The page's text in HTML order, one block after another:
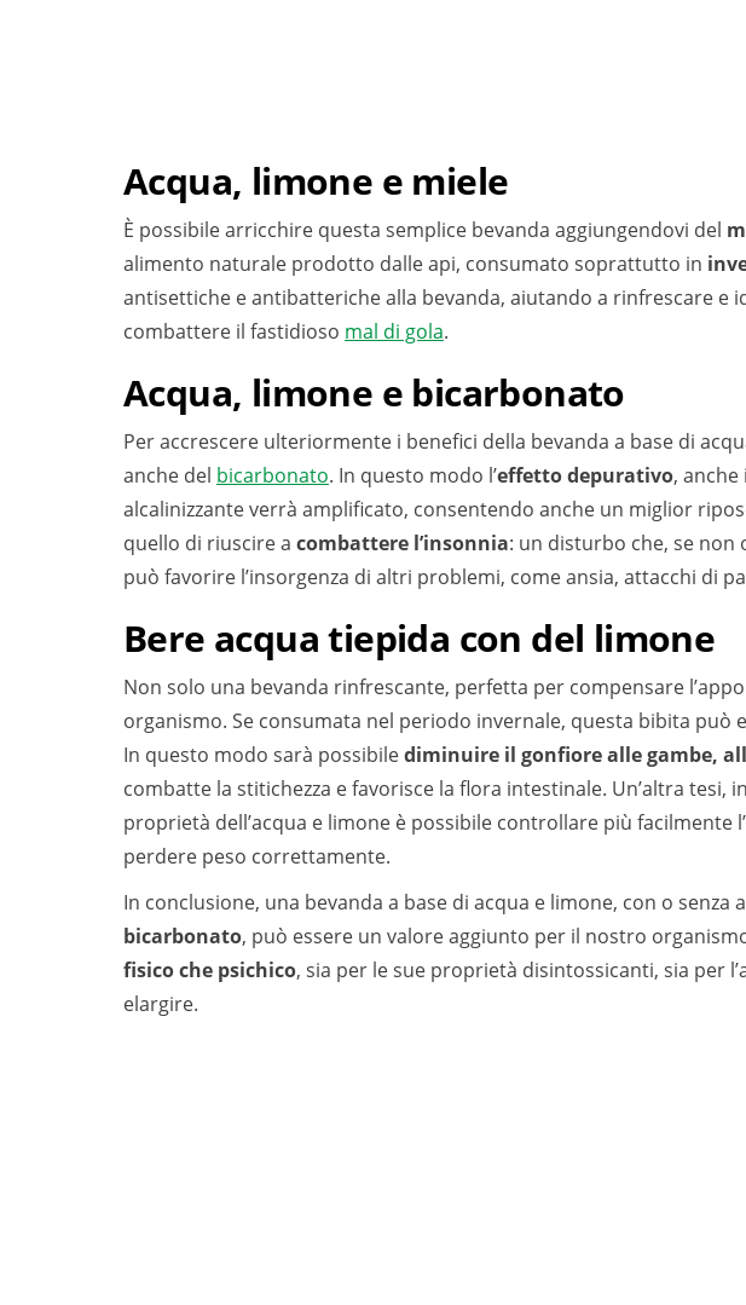
Acqua, limone e miele
È possibile arricchire questa semplice bevanda aggiungendovi del
alimento naturale prodotto dalle api, consumato soprattutto in
antisettiche e antibatteriche alla bevanda, aiutando a rinfrescare e
combattere il fastidioso mal di gola.
Acqua, limone e bicarbonato
Per accrescere ulteriormente i benefici della bevanda a base di
anche del bicarbonato. In questo modo l’effetto depurativo,
alcalinizzante verrà amplificato, consentendo anche un miglior
quello di riuscire a combattere l’insonnia: un disturbo che, se
può favorire l’insorgenza di altri problemi, come ansia, attacchi di
Bere acqua tiepida con del limone
Non solo una bevanda rinfrescante, perfetta per compensare
organismo. Se consumata nel periodo invernale, questa bibita può
In questo modo sarà possibilediminuire il gonfiore alle gambe,
combatte la stitichezza e favorisce la flora intestinale. Un’altra tesi,
proprietà dell’acqua e limone è possibile controllare più facilmente
perdere peso correttamente.
In conclusione, una bevanda a base di acqua e limone, con o senza
bicarbonato, può essere un valore aggiunto per il nostro
fisico che psichico, sia per le sue proprietà disintossicanti, sia per
elargire.